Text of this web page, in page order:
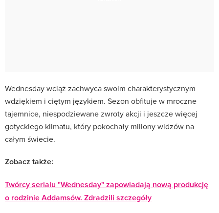
Wednesday wciąż zachwyca swoim charakterystycznym
wdziękiem i ciętym językiem. Sezon obfituje w mroczne
tajemnice, niespodziewane zwroty akcji i jeszcze więcej
gotyckiego klimatu, który pokochały miliony widzów na
całym świecie.
Zobacz także:
Twórcy serialu "Wednesday" zapowiadają nową produkcję
o rodzinie Addamsów. Zdradzili szczegóły